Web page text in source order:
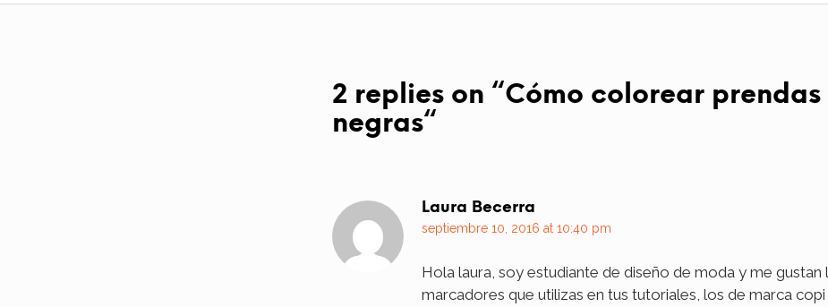
2 replies on “Cómo colorear prendas
negras“
Laura Becerra
septiembre 10, 2016 at 10:40 pm
Hola laura, soy estudiante de diseño de moda y me gustan
marcadores que utilizas en tus tutoriales, los de marca copi